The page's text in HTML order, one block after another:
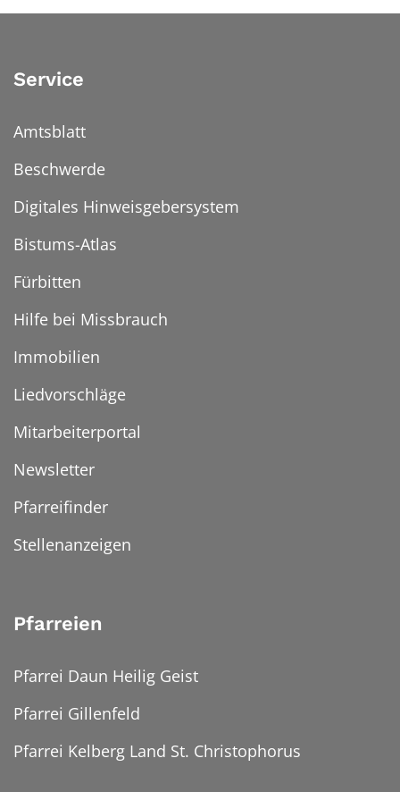
Service
Amtsblatt
Beschwerde
Digitales Hinweisgebersystem
Bistums-Atlas
Fürbitten
Hilfe bei Missbrauch
Immobilien
Liedvorschläge
Mitarbeiterportal
Newsletter
Pfarreifinder
Stellenanzeigen
Pfarreien
Pfarrei Daun Heilig Geist
Pfarrei Gillenfeld
Pfarrei Kelberg Land St. Christophorus